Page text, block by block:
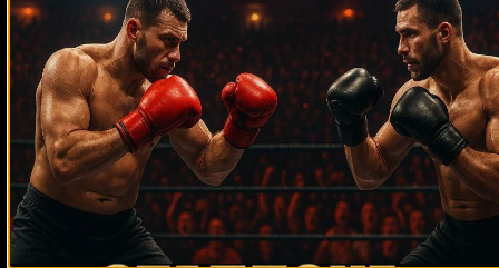
Хьюмс
Султан Ибрагимов Эури Гонсалес Сезар Сото
Доминик
Александр
Мартин Баколе Натан Манн
Бернардо
Прада Стефан Тессье Роланд Ластарца Джoш Уoррингтoн Дэвид
Прайс Джо Фрейзер Ларри Фрейзер Даг Дэуитт Адольфо
Вирует Дерек Уильямс Кевин Джонсон Джейк Родригес Эдриэн
Бронер Брейдис Прескотт Луана Сантос Берт Купер Иппо Гала
Кори Джонсон Грег Пикром Рис Моулд Джо Луис
Сергей Ляхович Хуан Антонио Фигероа Юн Йон Пак